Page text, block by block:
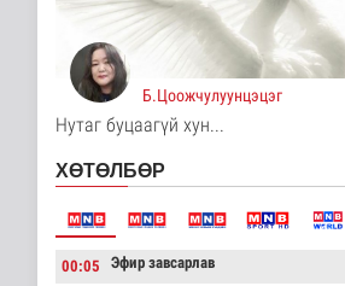
14 цаг 15 минутын өмнө
Хирошимад иргэд
Японы зэвсгийн
экспортын бодлогы..
Дэлхийд
14 цаг 27 минутын өмнө
Трамп Ирантай
шинэ гарц эрэлх..
15 цаг 35 минутын өмнө
Б.Цоожчулуунцэцэг
Нутаг буцаагүй хун...
ХӨТӨЛБӨР
00:05 Эфир завсарлав